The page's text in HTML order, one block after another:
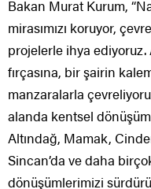
Bakan Murat Kurum,
mirasımızı koruyor,
projelerle ihya ediyoruz.
fırçasına, bir şairin
manzaralarla
alanda kentsel dönüşüm
Altındağ, Mamak,
Sincan’da ve daha
dönüşümlerimizi